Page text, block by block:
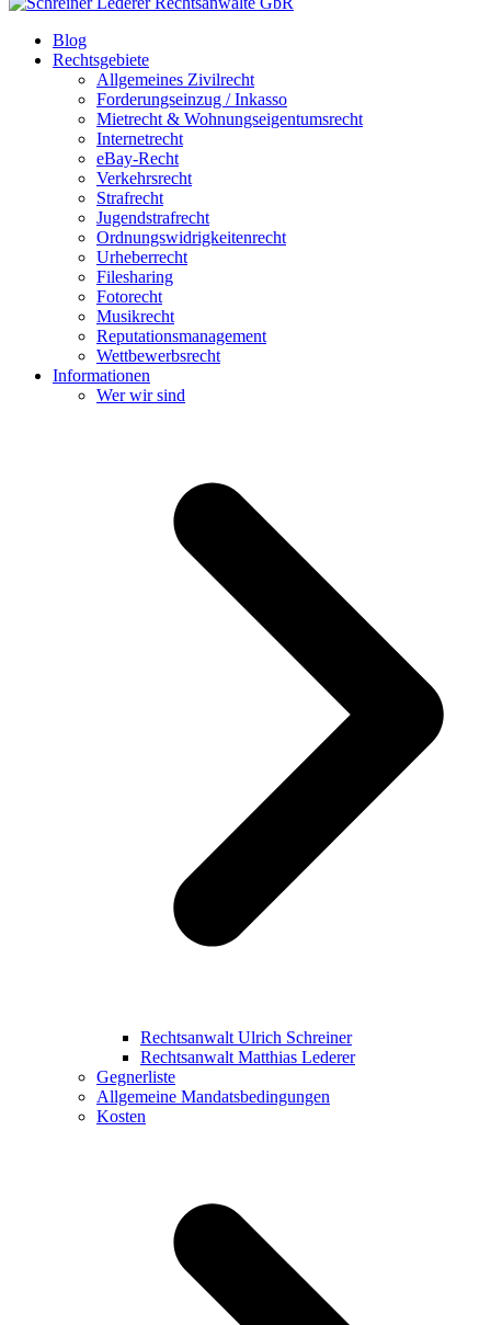
Blog
Rechtsgebiete
Allgemeines Zivilrecht
Forderungseinzug / Inkasso
Mietrecht & Wohnungseigentumsrecht
Internetrecht
eBay-Recht
Verkehrsrecht
Strafrecht
Jugendstrafrecht
Ordnungswidrigkeitenrecht
Urheberrecht
Filesharing
Fotorecht
Musikrecht
Reputationsmanagement
Wettbewerbsrecht
Informationen
Wer wir sind
Rechtsanwalt Ulrich Schreiner
Rechtsanwalt Matthias Lederer
Gegnerliste
Allgemeine Mandatsbedingungen
Kosten